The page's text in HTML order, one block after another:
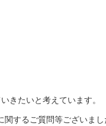
きたいと考えています。
するご質問等ございま